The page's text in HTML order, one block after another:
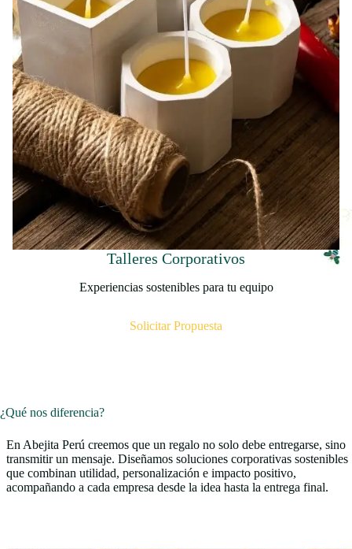
Talleres Corporativos
Experiencias sostenibles para tu equipo
Solicitar Propuesta
¿Qué nos diferencia?
En Abejita Perú creemos que un regalo no solo debe entregarse, sino
transmitir un mensaje. Diseñamos soluciones corporativas sostenibles
que combinan utilidad, personalización e impacto positivo,
acompañando a cada empresa desde la idea hasta la entrega final.